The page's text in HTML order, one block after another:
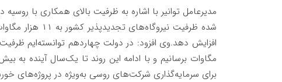
مدیرعامل توانیر با اشاره به ظرفیت بالای همکاری با
برای سرمایه‌گذاری شرکت‌های روسی به‌ویژه در پروژه‌های